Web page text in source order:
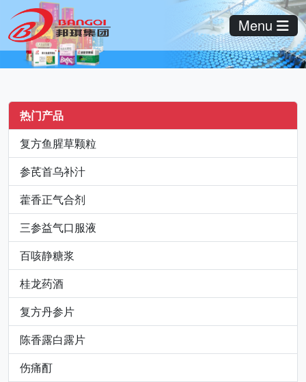
Menu
热门产品
复方鱼腥草颗粒
参芪首乌补汁
藿香正气合剂
三参益气口服液
百咳静糖浆
桂龙药酒
复方丹参片
陈香露白露片
伤痛酊